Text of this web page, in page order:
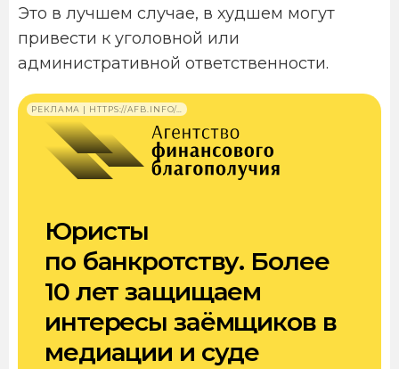
Это в лучшем случае, в худшем могут
привести к уголовной или
административной ответственности.
РЕКЛАМА | HTTPS://AFB.INFO/…
Юристы
по банкротству. Более
10 лет защищаем
интересы заёмщиков в
медиации и суде